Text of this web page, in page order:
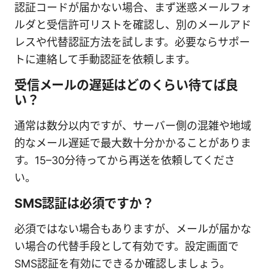
認証コードが届かない場合、まず迷惑メールフォ
ルダと受信許可リストを確認し、別のメールアド
レスや代替認証方法を試します。必要ならサポー
トに連絡して手動認証を依頼します。
受信メールの遅延はどのくらい待てば良
い？
通常は数分以内ですが、サーバー側の混雑や地域
的なメール遅延で最大数十分かかることがありま
す。15–30分待ってから再送を依頼してくださ
い。
SMS認証は必須ですか？
必須ではない場合もありますが、メールが届かな
い場合の代替手段として有効です。設定画面で
SMS認証を有効にできるか確認しましょう。